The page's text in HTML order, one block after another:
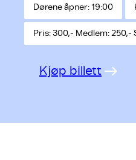
Dørene åpner: 19:00
Pris: 300,- Medlem: 250,-
Kjøp billett